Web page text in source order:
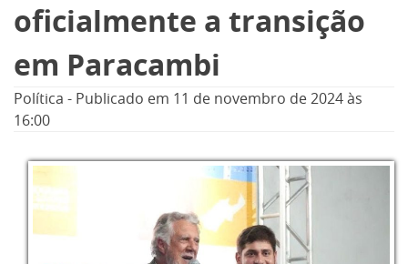
Cidades
Opinião
oficialmente a transição
em Paracambi
Política - Publicado em 11 de novembro de 2024às
16:00